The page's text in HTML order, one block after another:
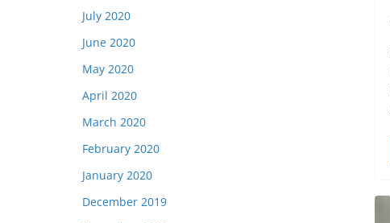
July 2020
June 2020
May 2020
April 2020
March 2020
February 2020
January 2020
December 2019